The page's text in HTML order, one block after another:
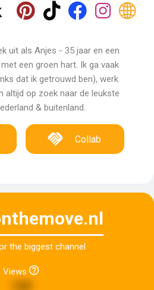
uit als Anjes - 35 jaar en een
een groen hart. Ik ga vaak
dat ik getrouwd ben), werk
altijd op zoek naar de leukste
& buitenland.
Collab
the biggest channel
Views